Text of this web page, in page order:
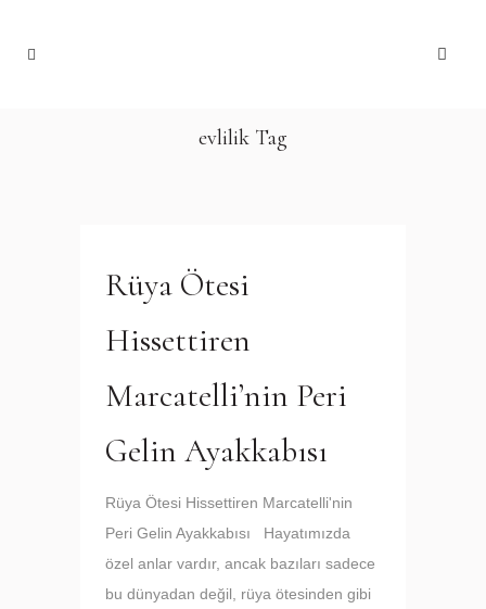
evlilik Tag
Rüya Ötesi
Hissettiren
Marcatelli’nin Peri
Gelin Ayakkabısı
Rüya Ötesi Hissettiren Marcatelli'nin
Peri Gelin Ayakkabısı Hayatımızda
özel anlar vardır, ancak bazıları sadece
bu dünyadan değil, rüya ötesinden gibi